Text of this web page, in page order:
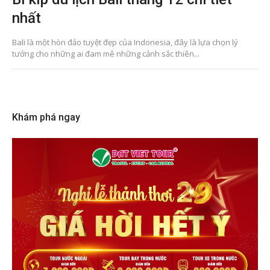
nhất
Bali là một hòn đảo tuyệt đẹp của Indonesia, đây là lựa chọn lý
tưởng cho những ai đam mê những cảnh sắc thiên...
Khám phá ngay